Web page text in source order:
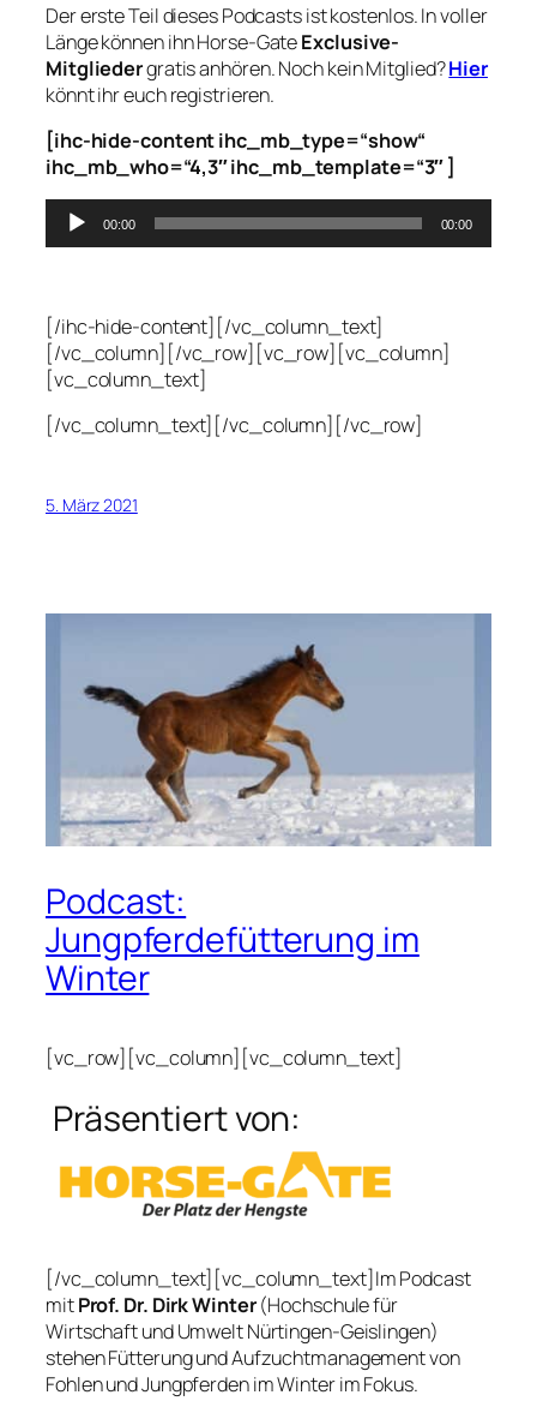
Der erste Teil dieses Podcasts ist kostenlos. In voller
Länge können ihn Horse-GateExclusive-
Mitgliedergratis anhören. Noch kein Mitglied?Hier
könnt ihr euch registrieren.
[ihc-hide-content ihc_mb_type=“show“
ihc_mb_who=“4,3″ ihc_mb_template=“3″ ]
Audio-
Player
00:00 00:00
[/ihc-hide-content][/vc_column_text]
[/vc_column][/vc_row][vc_row][vc_column]
[vc_column_text]
[/vc_column_text][/vc_column][/vc_row]
5. März 2021
Podcast:
Jungpferdefütterung im
Winter
[vc_row][vc_column][vc_column_text]
Präsentiert von:
[/vc_column_text][vc_column_text]Im Podcast
mitProf. Dr. Dirk Winter(Hochschule für
Wirtschaft und Umwelt Nürtingen-Geislingen)
stehen Fütterung und Aufzuchtmanagement von
Fohlen und Jungpferden im Winter im Fokus.